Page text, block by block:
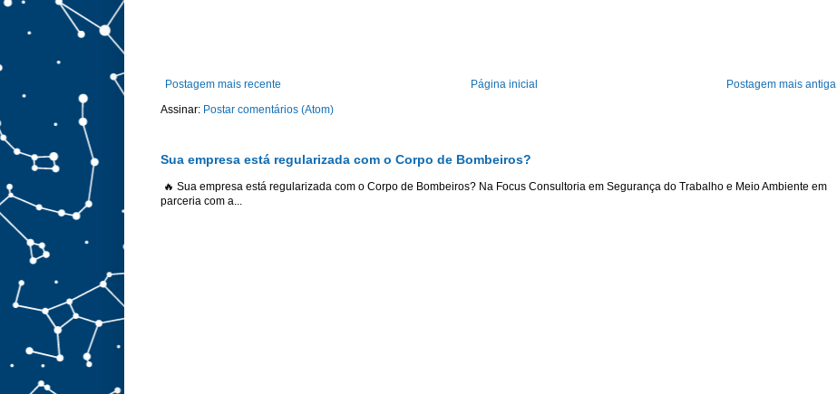
Postagem mais recente Postagem mais antiga
Página inicial
Assinar: Postar comentários (Atom)
Sua empresa está regularizada com o Corpo de Bombeiros?
🔥 Sua empresa está regularizada com o Corpo de Bombeiros? Na Focus Consultoria em Segurança do Trabalho e Meio Ambiente em
parceria com a...